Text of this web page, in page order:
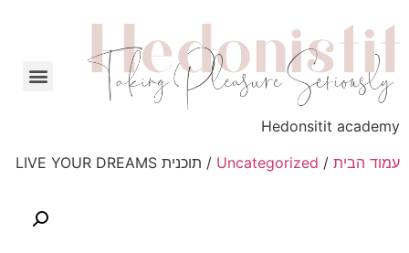
Hedonsitit academy
עמוד הבית /
Uncategorized / תוכנית LIVE YOUR DREAMS